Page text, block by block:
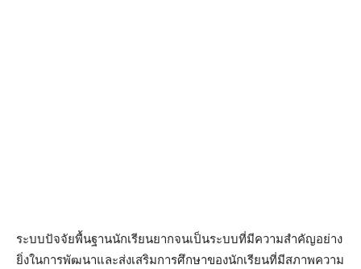
ระบบปัจจัยพื้นฐานนักเรียนยากจนเป็นระบบที่มีความสำคัญอย่าง
ยิ่งในการพัฒนาและส่งเสริมการศึกษาของนักเรียนที่มีสภาพความ